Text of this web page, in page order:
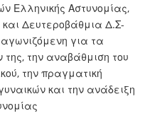
Ελληνικής Αστυνομίας,
Δευτεροβάθμια Δ.Σ-
για τα
την αναβάθμιση του
την πραγματική
και την ανάδειξη